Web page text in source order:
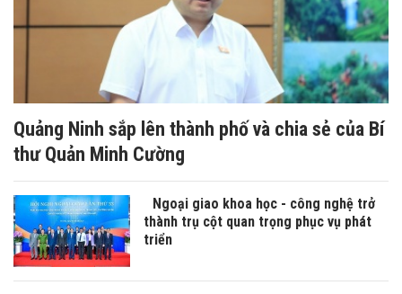
Quảng Ninh sắp lên thành phố và chia sẻ của Bí
thư Quản Minh Cường
Ngoại giao khoa học - công nghệ trở
thành trụ cột quan trọng phục vụ phát
triển